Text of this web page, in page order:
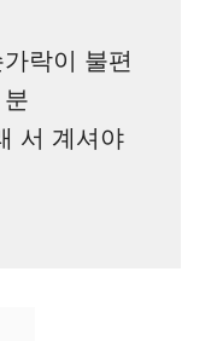
락이 불편
서 계셔야